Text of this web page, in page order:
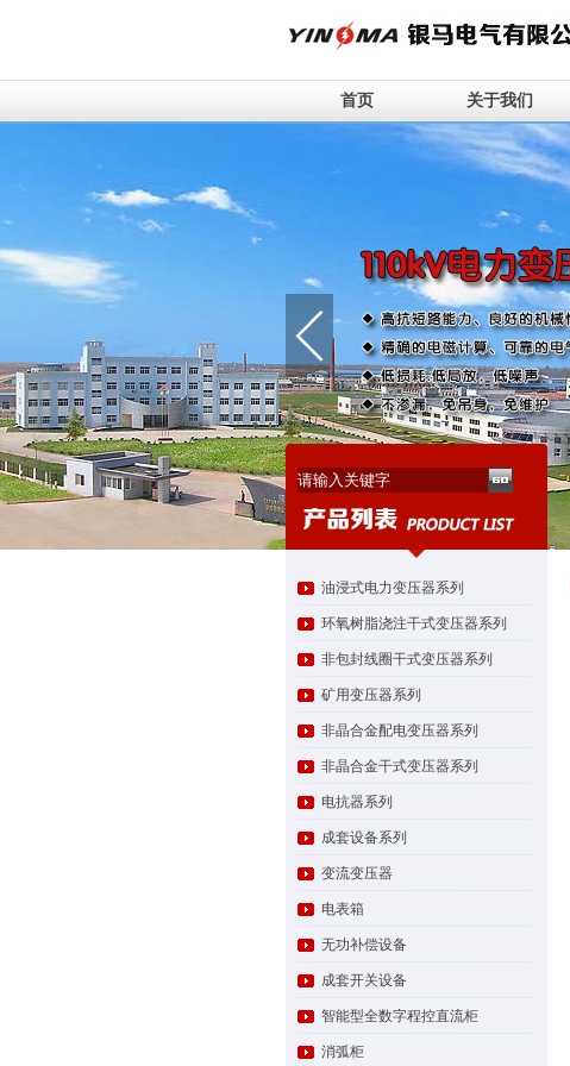
首页 关于我们
油浸式电力变压器系列
环氧树脂浇注干式变压器系列
非包封线圈干式变压器系列
矿用变压器系列
非晶合金配电变压器系列
非晶合金干式变压器系列
电抗器系列
成套设备系列
变流变压器
电表箱
无功补偿设备
成套开关设备
智能型全数字程控直流柜
消弧柜